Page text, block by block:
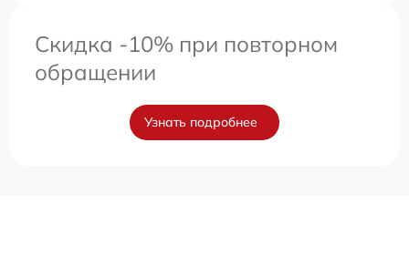
Скидка -10% при повторном
обращении
Узнать подробнее